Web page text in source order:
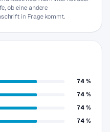
ob eine andere
in Frage kommt.
74 %
74 %
74 %
74 %